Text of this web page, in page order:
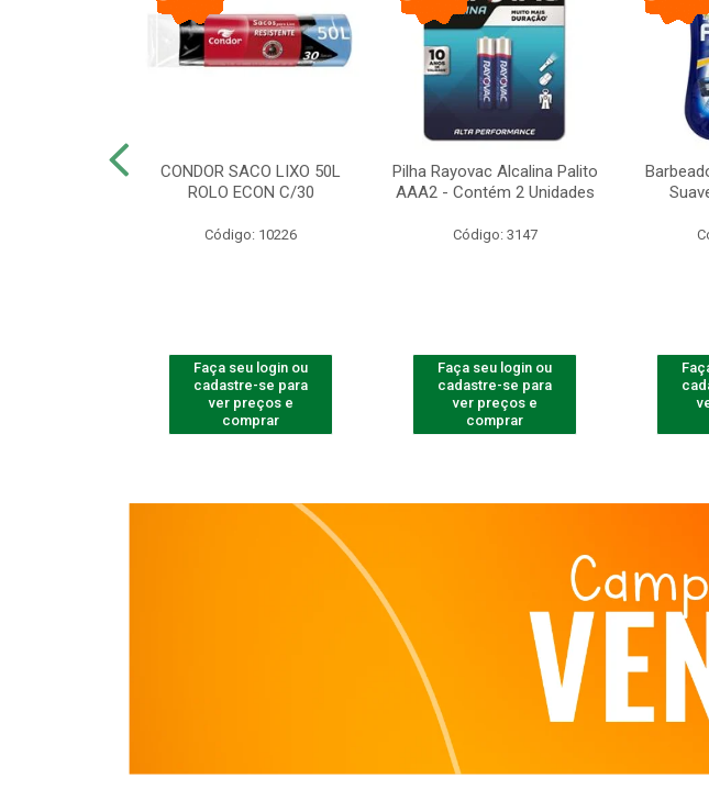
CONDOR SACO LIXO 50L
ROLO ECON C/30
Código: 10226
Faça seu login ou
cadastre-se para
ver preços e
comprar
Pilha Rayovac Alcalina Palito
AAA2 - Contém 2 Unidades
Código: 3147
Faça seu login ou
cadastre-se para
ver preços e
comprar